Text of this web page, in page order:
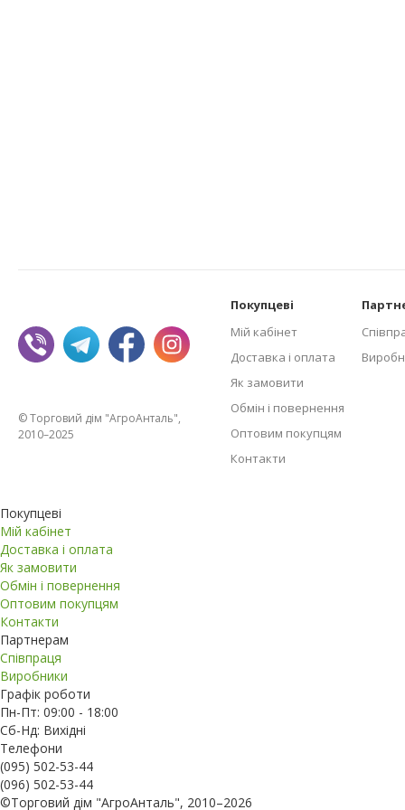
© Торговий дім "АгроАнталь",
2010–2025
Покупцеві
Мій кабінет
Доставка і оплата
Як замовити
Обмін і повернення
Оптовим покупцям
Контакти
Покупцеві
Мій кабінет
Доставка і оплата
Як замовити
Обмін і повернення
Оптовим покупцям
Контакти
Партнерам
Співпраця
Виробники
Графік роботи
Пн-Пт: 09:00 - 18:00
Сб-Нд: Вихідні
Телефони
(095) 502-53-44
(096) 502-53-44
©Торговий дім "АгроАнталь", 2010–2026